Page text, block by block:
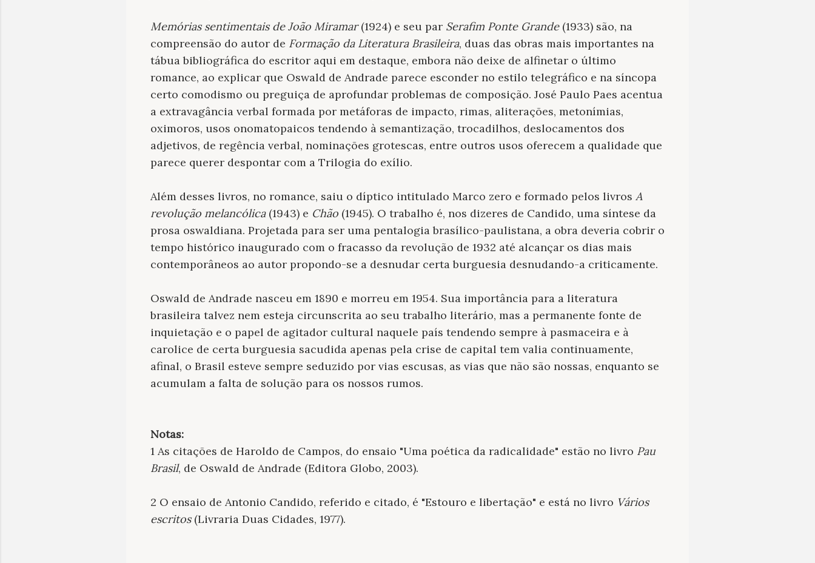
Memórias sentimentais de João Miramar(1924) e seu par Serafim Ponte Grande (1933) são, na
compreensão do autor de Formação da Literatura Brasileira, duas das obras mais importantes na
tábua bibliográfica do escritor aqui em destaque, embora não deixe de alfinetar o último
romance, ao explicar que Oswald de Andrade parece esconder no estilo telegráfico e na síncopa
certo comodismo ou preguiça de aprofundar problemas de composição. José Paulo Paes acentua
a extravagância verbal formada por metáforas de impacto, rimas, aliterações, metonímias,
oximoros, usos onomatopaicos tendendo à semantização, trocadilhos, deslocamentos dos
adjetivos, de regência verbal, nominações grotescas, entre outros usos oferecem a qualidade que
parece querer despontar com a Trilogia do exílio.
Além desses livros, no romance, saiu o díptico intitulado Marco zero e formado pelos livros A
revolução melancólica(1943) e Chão (1945). O trabalho é, nos dizeres de Candido, uma síntese da
prosa oswaldiana. Projetada para ser uma pentalogia brasílico-paulistana, a obra deveria cobrir o
tempo histórico inaugurado com o fracasso da revolução de 1932 até alcançar os dias mais
contemporâneos ao autor propondo-se a desnudar certa burguesia desnudando-a criticamente.
Oswald de Andrade nasceu em 1890 e morreu em 1954. Sua importância para a literatura
brasileira talvez nem esteja circunscrita ao seu trabalho literário, mas a permanente fonte de
inquietação e o papel de agitador cultural naquele país tendendo sempre à pasmaceira e à
carolice de certa burguesia sacudida apenas pela crise de capital tem valia continuamente,
afinal, o Brasil esteve sempre seduzido por vias escusas, as vias que não são nossas, enquanto se
acumulam a falta de solução para os nossos rumos.
Notas:
1 As citações de Haroldo de Campos, do ensaio "Uma poética da radicalidade" estão no livro Pau
Brasil, de Oswald de Andrade (Editora Globo, 2003).
2 O ensaio de Antonio Candido, referido e citado, é "Estouro e libertação" e está no livro Vários
escritos(Livraria Duas Cidades, 1977).